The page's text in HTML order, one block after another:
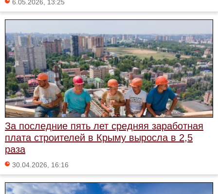
6.05.2026, 13:25
За последние пять лет средняя заработная
плата строителей в Крыму выросла в 2,5
раза
30.04.2026, 16:16